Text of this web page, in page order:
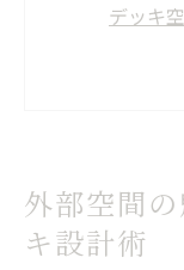
デッキ
デザイ
外部空
用術
外部空間
キ設計術